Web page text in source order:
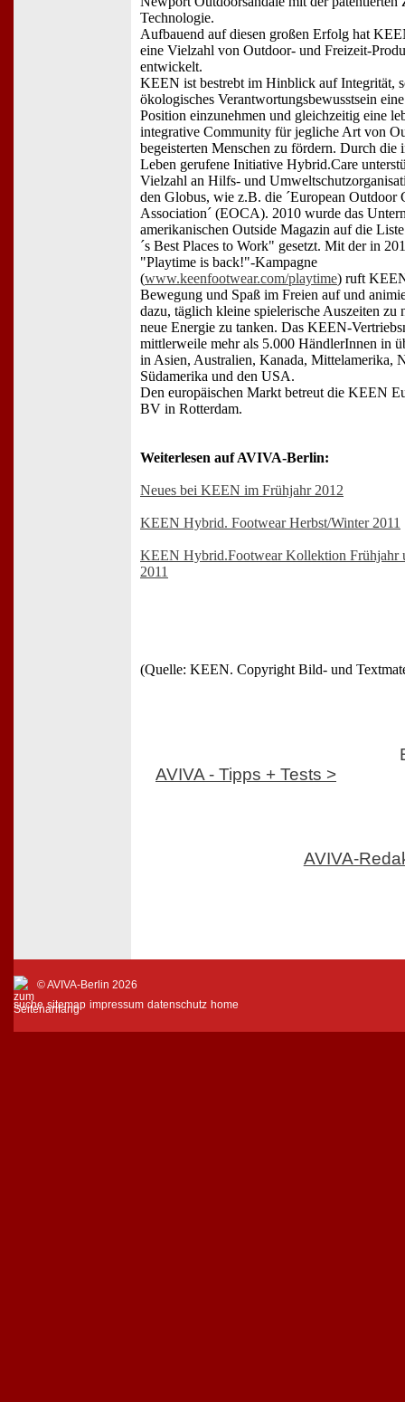
Technologie.
Aufbauend auf diesen großen Erfolg hat
eine Vielzahl von Outdoor- und Freizeit-
entwickelt.
KEEN ist bestrebt im Hinblick auf Integrität,
ökologisches Verantwortungsbewusstsein
Position einzunehmen und gleichzeitig eine
integrative Community für jegliche Art von
begeisterten Menschen zu fördern. Durch die
Leben gerufene Initiative Hybrid.Care
Vielzahl an Hilfs- und
den Globus, wie z.B. die ´European Outdoor
Association´ (EOCA). 2010 wurde das
amerikanischen Outside Magazin auf die
´s Best Places to Work" gesetzt. Mit der in
"Playtime is back!"-Kampagne
(www.keenfootwear.com/playtime) ruft
Bewegung und Spaß im Freien auf und
dazu, täglich kleine spielerische Auszeiten zu
neue Energie zu tanken. Das KEEN-
mittlerweile mehr als 5.000 HändlerInnen in
in Asien, Australien, Kanada, Mittelamerika,
Südamerika und den USA.
Den europäischen Markt betreut die KEEN
BV in Rotterdam.
Weiterlesen auf AVIVA-Berlin:
Neues bei KEEN im Frühjahr 2012
KEEN Hybrid. Footwear Herbst/Winter 2011
KEEN Hybrid.Footwear Kollektion Frühjahr
2011
(Quelle: KEEN. Copyright Bild- und
AVIVA - Tipps + Tests >
AVIVA-
© AVIVA-Berlin 2026
suche sitemap impressum datenschutz home